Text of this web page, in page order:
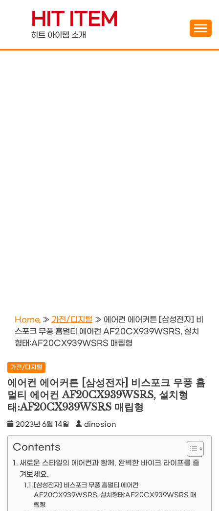
contentHIT ITEM
히트 아이템 소개
Home » 가전/디지털 » 에어컨 에어커튼 [삼성전자] 비
스포크 무풍 홈멀티 에어컨 AF20CX939WSRS, 설치
형태:AF20CX939WSRS 매립형
가전/디지털
에어컨 에어커튼 [삼성전자] 비스포크 무풍 홈
멀티 에어컨 AF20CX939WSRS, 설치형
태:AF20CX939WSRS 매립형
2023년 6월 14일 dinosion
Contents
새로운 스타일의 에어컨과 함께, 완벽한 바이크 라이프를 즐
겨보세요.
[삼성전자] 비스포크 무풍 홈멀티 에어컨
AF20CX939WSRS, 설치형태:AF20CX939WSRS 매
립형